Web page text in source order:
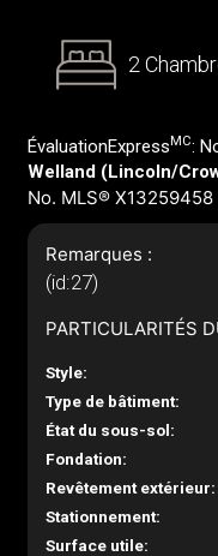
2
ÉvaluationExpress MC:
Welland (Lincoln/
No. MLS® X13259458
Remarques :
(id:27)
PARTICULARITÉS
Style:
Type de bâtiment:
État du sous-sol:
Fondation:
Revêtement extérieur:
Stationnement:
Surface utile: